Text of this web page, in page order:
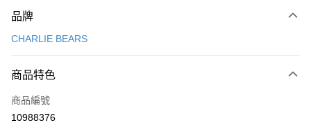
信用卡一次付款
運送方式
付款後全家取貨
品牌
CHARLIE BEARS
商品特色
商品編號
10988376